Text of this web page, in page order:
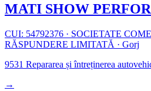
MATI SHOW
CUI: 54792376 · SOCIETATE
RĂSPUNDERE LIMITATĂ · Gorj
9531 Repararea și întreținerea
→